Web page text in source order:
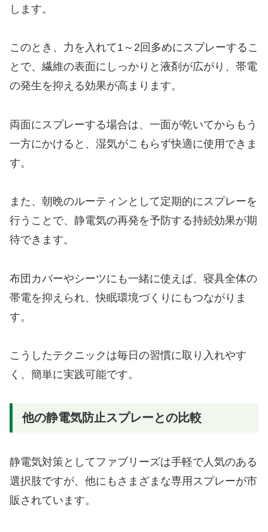
します。
このとき、力を入れて1～2回多めにスプレーするこ
とで、繊維の表面にしっかりと液剤が広がり、帯電
の発生を抑える効果が高まります。
両面にスプレーする場合は、一面が乾いてからもう
一方にかけると、湿気がこもらず快適に使用できま
す。
また、朝晩のルーティンとして定期的にスプレーを
行うことで、静電気の再発を予防する持続効果が期
待できます。
布団カバーやシーツにも一緒に使えば、寝具全体の
帯電を抑えられ、快眠環境づくりにもつながりま
す。
こうしたテクニックは毎日の習慣に取り入れやす
く、簡単に実践可能です。
他の静電気防止スプレーとの比較
静電気対策としてファブリーズは手軽で人気のある
選択肢ですが、他にもさまざまな専用スプレーが市
販されています。